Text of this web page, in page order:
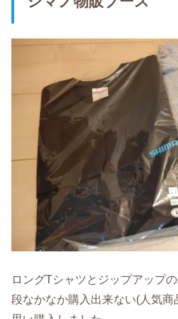
ロングTシャツとジップアップ
段なかなか購入出来ない(人気商